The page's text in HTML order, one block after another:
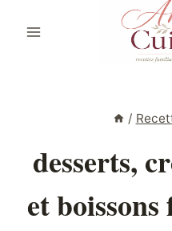
/
desserts,
et boissons